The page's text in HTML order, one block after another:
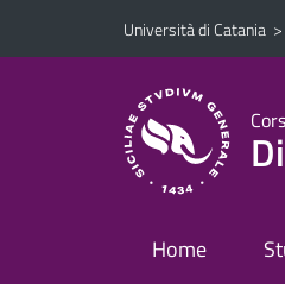
Vai al contenuto principale
Vai al menu di navigazione
Università di Catania >
Home